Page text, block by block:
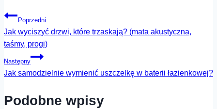
Nawigacja
wpisu
Poprzedni
Jak wyciszyć drzwi, które trzaskają? (mata akustyczna,
taśmy, progi)
Następny
Jak samodzielnie wymienić uszczelkę w baterii łazienkowej?
Podobne wpisy